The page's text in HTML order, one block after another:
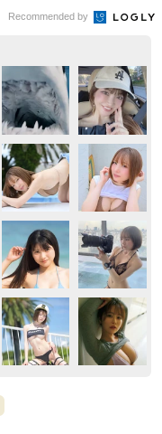
Recommended by